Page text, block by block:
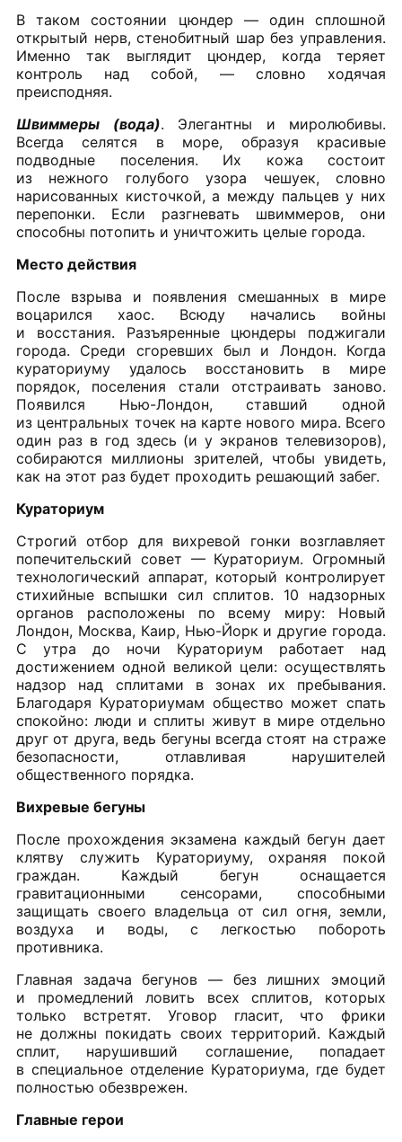
В таком состоянии цюндер — один сплошной
открытый нерв, стенобитный шар без управления.
Именно так выглядит цюндер, когда теряет
контроль над собой, — словно ходячая
преисподняя.
Швиммеры (вода). Элегантны и миролюбивы.
Всегда селятся в море, образуя красивые
подводные поселения. Их кожа состоит
из нежного голубого узора чешуек, словно
нарисованных кисточкой, а между пальцев у них
перепонки. Если разгневать швиммеров, они
способны потопить и уничтожить целые города.
Место действия
После взрыва и появления смешанных в мире
воцарился хаос. Всюду начались войны
и восстания. Разъяренные цюндеры поджигали
города. Среди сгоревших был и Лондон. Когда
кураториуму удалось восстановить в мире
порядок, поселения стали отстраивать заново.
Появился Нью-Лондон, ставший одной
из центральных точек на карте нового мира. Всего
один раз в год здесь (и у экранов телевизоров),
собираются миллионы зрителей, чтобы увидеть,
как на этот раз будет проходить решающий забег.
Кураториум
Строгий отбор для вихревой гонки возглавляет
попечительский совет — Кураториум. Огромный
технологический аппарат, который контролирует
стихийные вспышки сил сплитов. 10 надзорных
органов расположены по всему миру: Новый
Лондон, Москва, Каир, Нью-Йорк и другие города.
С утра до ночи Кураториум работает над
достижением одной великой цели: осуществлять
надзор над сплитами в зонах их пребывания.
Благодаря Кураториумам общество может спать
спокойно: люди и сплиты живут в мире отдельно
друг от друга, ведь бегуны всегда стоят на страже
безопасности, отлавливая нарушителей
общественного порядка.
Вихревые бегуны
После прохождения экзамена каждый бегун дает
клятву служить Кураториуму, охраняя покой
граждан. Каждый бегун оснащается
гравитационными сенсорами, способными
защищать своего владельца от сил огня, земли,
воздуха и воды, с легкостью побороть
противника.
Главная задача бегунов — без лишних эмоций
и промедлений ловить всех сплитов, которых
только встретят. Уговор гласит, что фрики
не должны покидать своих территорий. Каждый
сплит, нарушивший соглашение, попадает
в специальное отделение Кураториума, где будет
полностью обезврежен.
Главные герои